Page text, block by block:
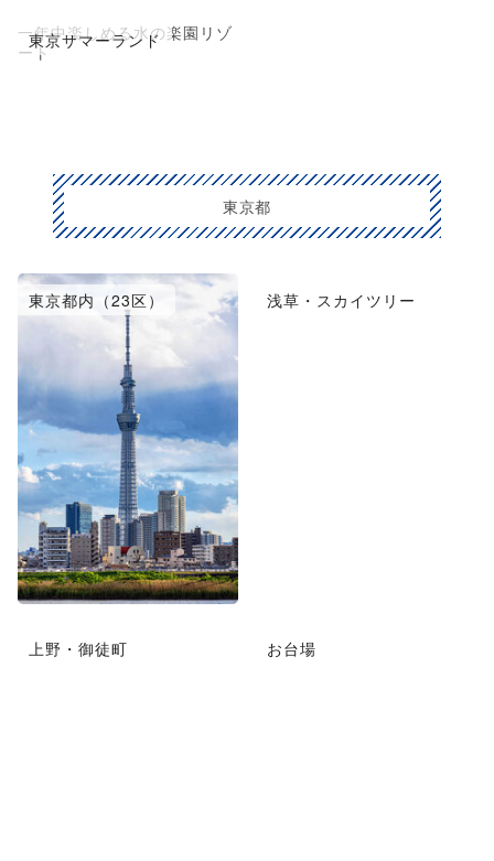
東京サマーランド
一年中楽しめる水の楽園リゾ
ート
東京都
東京都内（23区） 浅草・スカイツリー
上野・御徒町 お台場